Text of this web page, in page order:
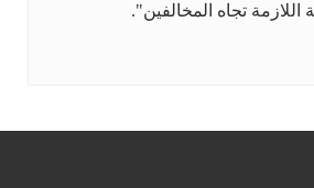
اللازمة تجاه المخالفين".